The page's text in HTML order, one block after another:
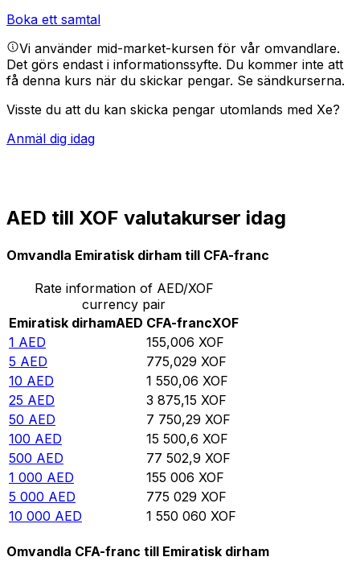
Boka ett samtal
Vi använder mid-market-kursen för vår omvandlare.
Det görs endast i informationssyfte. Du kommer inte att
få denna kurs när du skickar pengar. Se sändkurserna.
Visste du att du kan skicka pengar utomlands med Xe?
Anmäl dig idag
AED till XOF valutakurser idag
Omvandla Emiratisk dirham till CFA-franc
Rate information of AED/XOF
currency pair
Emiratisk dirhamAED CFA-francXOF
1 AED 155,006 XOF
5 AED 775,029 XOF
10 AED 1 550,06 XOF
25 AED 3 875,15 XOF
50 AED 7 750,29 XOF
100 AED 15 500,6 XOF
500 AED 77 502,9 XOF
1 000 AED 155 006 XOF
5 000 AED 775 029 XOF
10 000 AED 1 550 060 XOF
Omvandla CFA-franc till Emiratisk dirham